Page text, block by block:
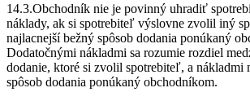
14.3.Obchodník nie je povinný uhradiť
náklady, ak si spotrebiteľ výslovne zvolil iný
najlacnejší bežný spôsob dodania ponúkaný
Dodatočnými nákladmi sa rozumie rozdiel
dodanie, ktoré si zvolil spotrebiteľ, a nákladmi
spôsob dodania ponúkaný obchodníkom.